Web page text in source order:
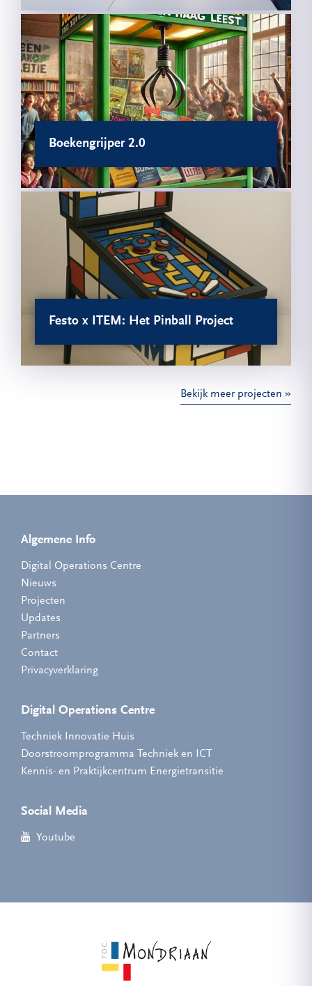
Boekengrijper 2.0
Festo x ITEM: Het Pinball Project
Bekijk meer projecten
Algemene Info
Digital Operations Centre
Nieuws
Projecten
Updates
Partners
Contact
Privacyverklaring
Digital Operations Centre
Techniek Innovatie Huis
Doorstroomprogramma Techniek en ICT
Kennis- en Praktijkcentrum Energietransitie
Social Media
Youtube